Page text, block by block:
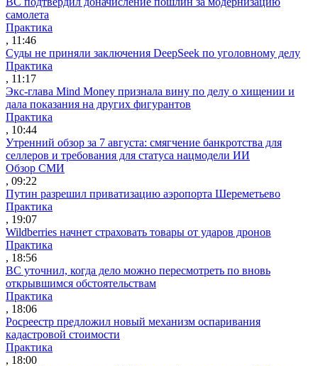
самолета
Практика
, 11:46
Суды не приняли заключения DeepSeek по уголовному делу
Практика
, 11:17
Экс-глава Mind Money признала вину по делу о хищении и
дала показания на других фигурантов
Практика
, 10:44
Утренний обзор за 7 августа: смягчение банкротства для
селлеров и требования для статуса нацмодели ИИ
Обзор СМИ
, 09:22
Путин разрешил приватизацию аэропорта Шереметьево
Практика
, 19:07
Wildberries начнет страховать товары от ударов дронов
Практика
, 18:56
ВС уточнил, когда дело можно пересмотреть по вновь
открывшимся обстоятельствам
Практика
, 18:06
Росреестр предложил новый механизм оспаривания
кадастровой стоимости
Практика
, 18:00